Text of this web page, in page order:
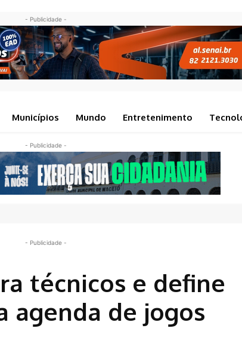
- Publicidade -
Municípios Mundo Entretenimento
- Publicidade -
- Publicidade -
técnicos e define
agenda de jogos